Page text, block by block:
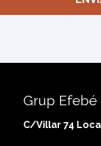
Grup Efebé
C/Villar 74